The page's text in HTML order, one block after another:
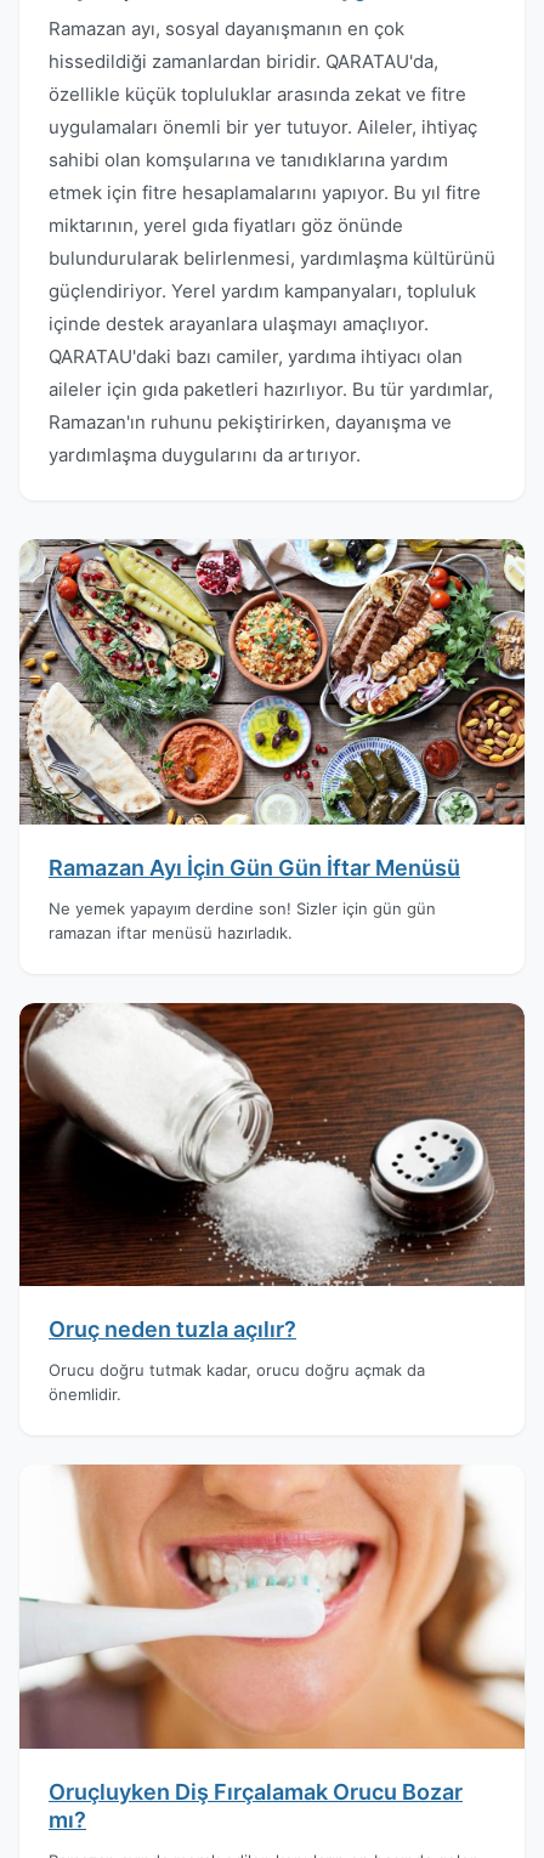
Ramazan ayı, sosyal dayanışmanın en çok
hissedildiği zamanlardan biridir. QARATAU'da,
özellikle küçük topluluklar arasında zekat ve fitre
uygulamaları önemli bir yer tutuyor. Aileler, ihtiyaç
sahibi olan komşularına ve tanıdıklarına yardım
etmek için fitre hesaplamalarını yapıyor. Bu yıl fitre
miktarının, yerel gıda fiyatları göz önünde
bulundurularak belirlenmesi, yardımlaşma kültürünü
güçlendiriyor. Yerel yardım kampanyaları, topluluk
içinde destek arayanlara ulaşmayı amaçlıyor.
QARATAU'daki bazı camiler, yardıma ihtiyacı olan
aileler için gıda paketleri hazırlıyor. Bu tür yardımlar,
Ramazan'ın ruhunu pekiştirirken, dayanışma ve
yardımlaşma duygularını da artırıyor.
Ramazan Ayı İçin Gün Gün İftar Menüsü
Ne yemek yapayım derdine son! Sizler için gün gün
ramazan iftar menüsü hazırladık.
Oruç neden tuzla açılır?
Orucu doğru tutmak kadar, orucu doğru açmak da
önemlidir.
Oruçluyken Diş Fırçalamak Orucu Bozar
mı?